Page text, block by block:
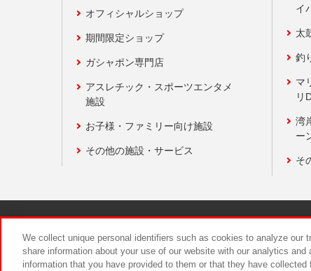
オフィシャルショップ
期間限定ショップ
ガシャポン専門店
アスレチック・スポーツエンタメ
施設
お子様・ファミリー向け施設
その他の施設・サービス
イ
太
釣
マ
リ
湾
ー
そ
食品のご
We collect unique personal identifiers such as cookies to analyze our
share information about your use of our website with our analytics
information that you have provided to them or that they have